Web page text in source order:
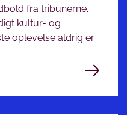
fra tribunerne.
kultur- og
oplevelse aldrig er